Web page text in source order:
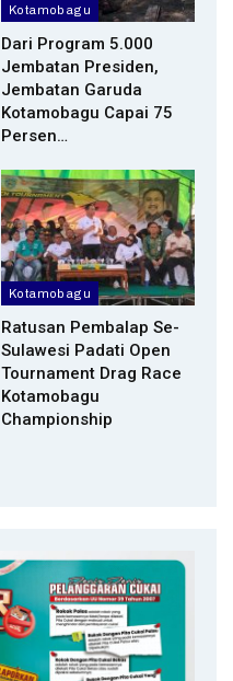
Kotamobagu
Dari Program 5.000
Jembatan Presiden,
Jembatan Garuda
Kotamobagu Capai 75
Persen…
Kotamobagu
Ratusan Pembalap Se-
Sulawesi Padati Open
Tournament Drag Race
Kotamobagu
Championship